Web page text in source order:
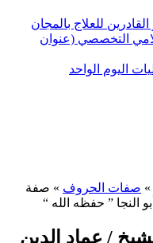
للعلاج بالمجان
التخصصي (عنوان
اليوم الواحد
» صفات الحروف » صفة
الشيخ / عماد الدين